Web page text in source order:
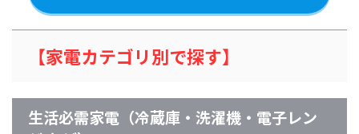
【家電カテゴリ別で探す】
生活必需家電（冷蔵庫・洗濯機・電子レン